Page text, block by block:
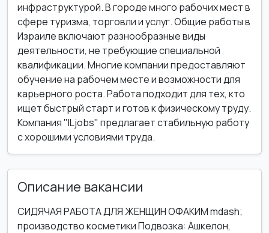
инфраструктурой. В городе много рабочих мест в
сфере туризма, торговли и услуг. Общие работы в
Израиле включают разнообразные виды
деятельности, не требующие специальной
квалификации. Многие компании предоставляют
обучение на рабочем месте и возможности для
карьерного роста. Работа подходит для тех, кто
ищет быстрый старт и готов к физическому труду.
Компания "ILjobs" предлагает стабильную работу
с хорошими условиями труда.
Описание вакансии
СИДЯЧАЯ РАБОТА ДЛЯ ЖЕНЩИН ОФАКИМ mdash;
производство косметики Подвозка: Ашкелон,